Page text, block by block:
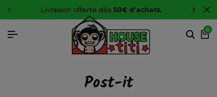
livraison offerte dès 50€ d’achats.
0
Post-it